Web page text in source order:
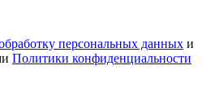
персональных данных и
Политики конфиденциальности